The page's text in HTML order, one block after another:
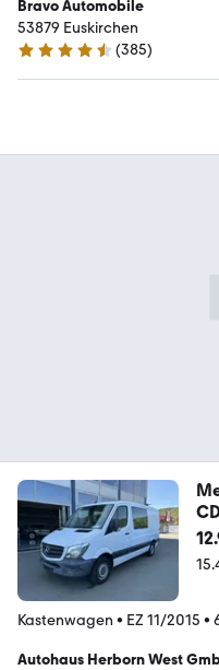
Bravo Automobile
53879 Euskirchen
4.7 Sterne
(385)
Kastenwagen • EZ 11/2015 •
Autohaus Herborn West